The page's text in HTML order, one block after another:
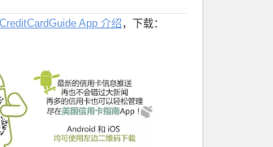
App 介绍 ，下载：